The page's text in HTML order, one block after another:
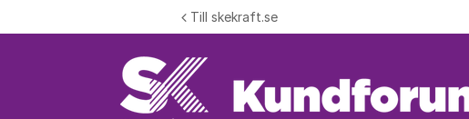
Till skekraft.se